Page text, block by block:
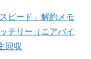
ピード」解約メモ
テリー（ニアバイ
回収